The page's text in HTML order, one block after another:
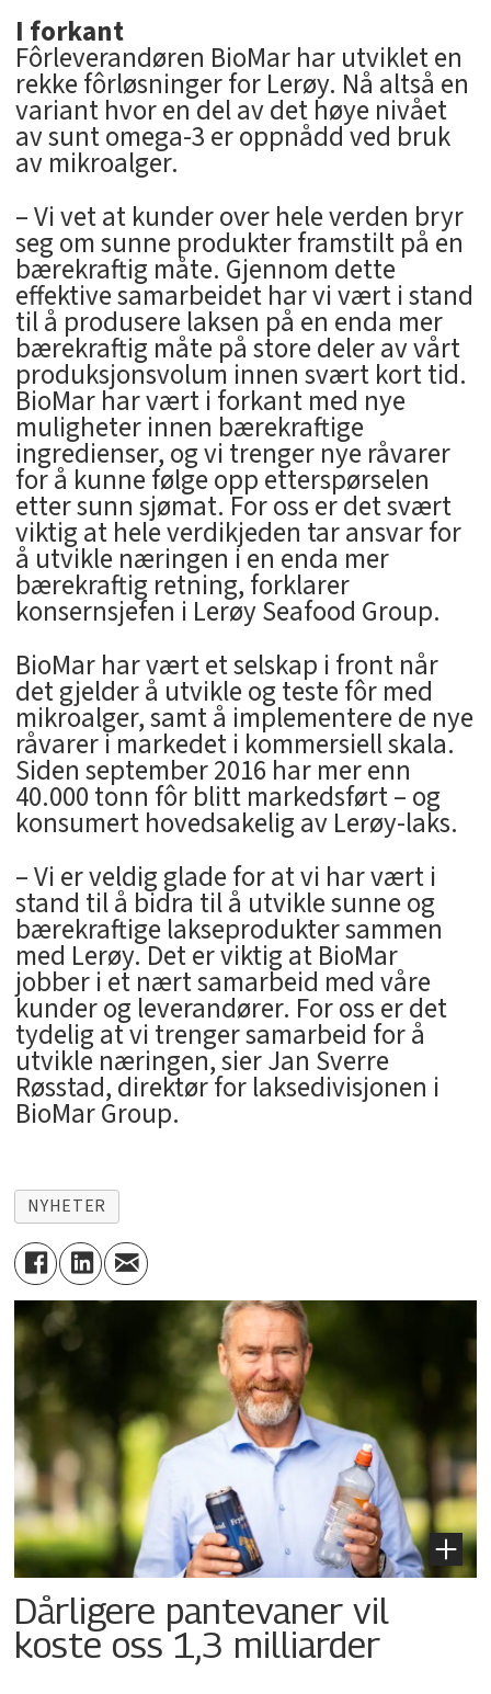
I forkant
Fôrleverandøren BioMar har utviklet en
rekke fôrløsninger for Lerøy. Nå altså en
variant hvor en del av det høye nivået
av sunt omega-3 er oppnådd ved bruk
av mikroalger.
– Vi vet at kunder over hele verden bryr
seg om sunne produkter framstilt på en
bærekraftig måte. Gjennom dette
effektive samarbeidet har vi vært i stand
til å produsere laksen på en enda mer
bærekraftig måte på store deler av vårt
produksjonsvolum innen svært kort tid.
BioMar har vært i forkant med nye
muligheter innen bærekraftige
ingredienser, og vi trenger nye råvarer
for å kunne følge opp etterspørselen
etter sunn sjømat. For oss er det svært
viktig at hele verdikjeden tar ansvar for
å utvikle næringen i en enda mer
bærekraftig retning, forklarer
konsernsjefen i Lerøy Seafood Group.
BioMar har vært et selskap i front når
det gjelder å utvikle og teste fôr med
mikroalger, samt å implementere de nye
råvarer i markedet i kommersiell skala.
Siden september 2016 har mer enn
40.000 tonn fôr blitt markedsført – og
konsumert hovedsakelig av Lerøy-laks.
– Vi er veldig glade for at vi har vært i
stand til å bidra til å utvikle sunne og
bærekraftige lakseprodukter sammen
med Lerøy. Det er viktig at BioMar
jobber i et nært samarbeid med våre
kunder og leverandører. For oss er det
tydelig at vi trenger samarbeid for å
utvikle næringen, sier Jan Sverre
Røsstad, direktør for laksedivisjonen i
BioMar Group.
NYHETER
Dårligere pantevaner vil
koste oss 1,3 milliarder